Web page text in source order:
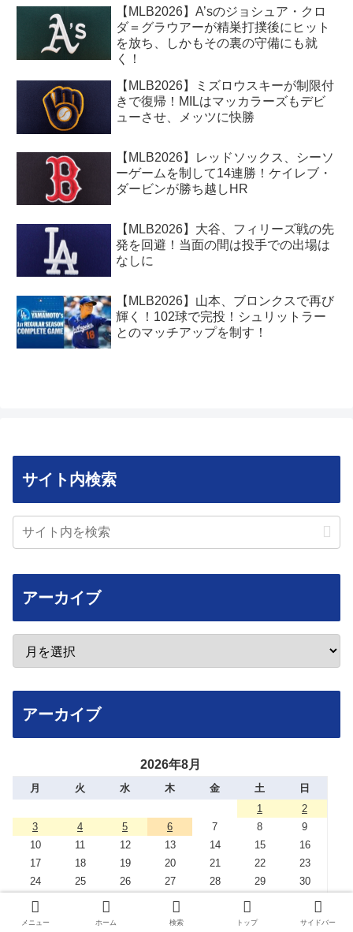
【MLB2026】A’sのジョシュア・クロ
ダ＝グラウアーが精巣打撲後にヒット
を放ち、しかもその裏の守備にも就
く！
【MLB2026】ミズロウスキーが制限付
きで復帰！MILはマッカラーズもデビ
ューさせ、メッツに快勝
【MLB2026】レッドソックス、シーソ
ーゲームを制して14連勝！ケイレブ・
ダービンが勝ち越しHR
【MLB2026】大谷、フィリーズ戦の先
発を回避！当面の間は投手での出場は
なしに
【MLB2026】山本、ブロンクスで再び
輝く！102球で完投！シュリットラー
とのマッチアップを制す！
サイト内検索
アーカイブ
アーカイブ
2026年8月
月 火 水 木 金 土
日
1
2
3
4 5 6 7 8
9
10
11 12 13 14 15
16
17
18 19 20 21 22
23
24
25 26 27 28 29
30
31
メニュー ホーム 検索 トップ サイドバー